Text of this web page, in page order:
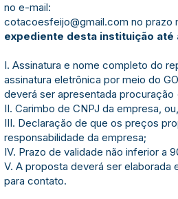
no e-mail:
cotacoesfeijo@gmail.com no prazo
expediente desta instituição até
I. Assinatura e nome completo do
assinatura eletrônica por meio do
deverá ser apresentada
II. Carimbo de CNPJ da empresa,
III. Declaração de que os preços
responsabilidade da empresa;
IV. Prazo de validade não inferior a
V. A proposta deverá ser
para contato.